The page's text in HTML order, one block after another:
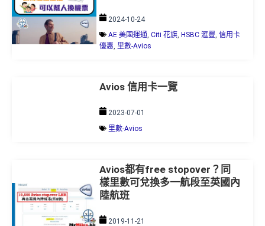
2024-10-24
AE 美國運通, Citi 花旗, HSBC 滙豐, 信用卡
優惠, 里數-Avios
Avios 信用卡一覽
2023-07-01
里數-Avios
Avios都有free stopover？同
樣里數可兌換多一航段至英國內
陸航班
2019-11-21